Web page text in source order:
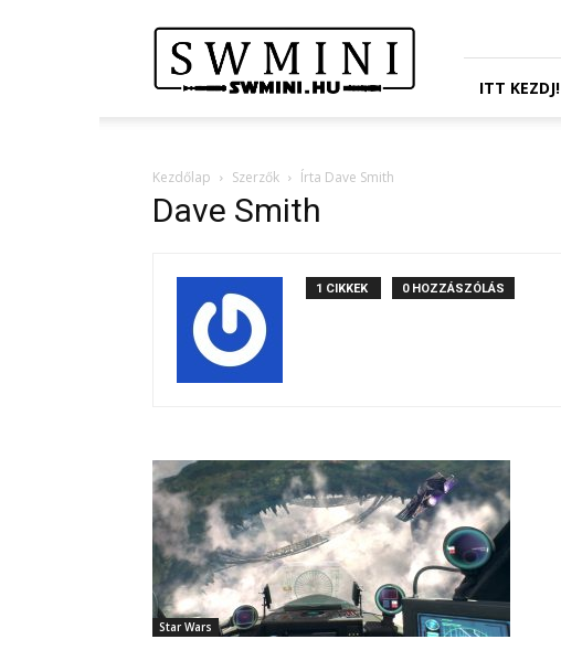
Wars
Miniatures
Portál
ITT KEZDJ!
Kezdőlap Szerzők Írta Dave Smith
Dave Smith
1 CIKKEK 0 HOZZÁSZÓLÁS
Star Wars